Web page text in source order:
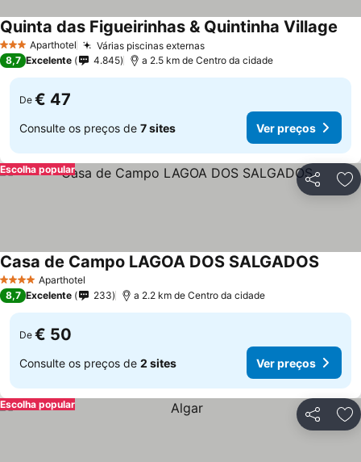
3 EstrelasAparthotel Várias piscinas externas
Quinta das Figueirinhas & Quintinha Village
8,7 Excelente 4.845 a 2.5 km de Centro da cidade
De € 47
Consulte os preços de 7 sites Ver preços
Partilhar
Escolha popular
4 EstrelasAparthotel
Casa de Campo LAGOA DOS SALGADOS
8,7 Excelente 233 a 2.2 km de Centro da cidade
De € 50
Consulte os preços de 2 sites Ver preços
Partilhar
Escolha popular